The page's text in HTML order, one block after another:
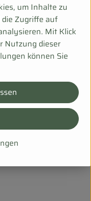
um Inhalte zu
Zugriffe auf
Mit Klick
Nutzung dieser
können Sie